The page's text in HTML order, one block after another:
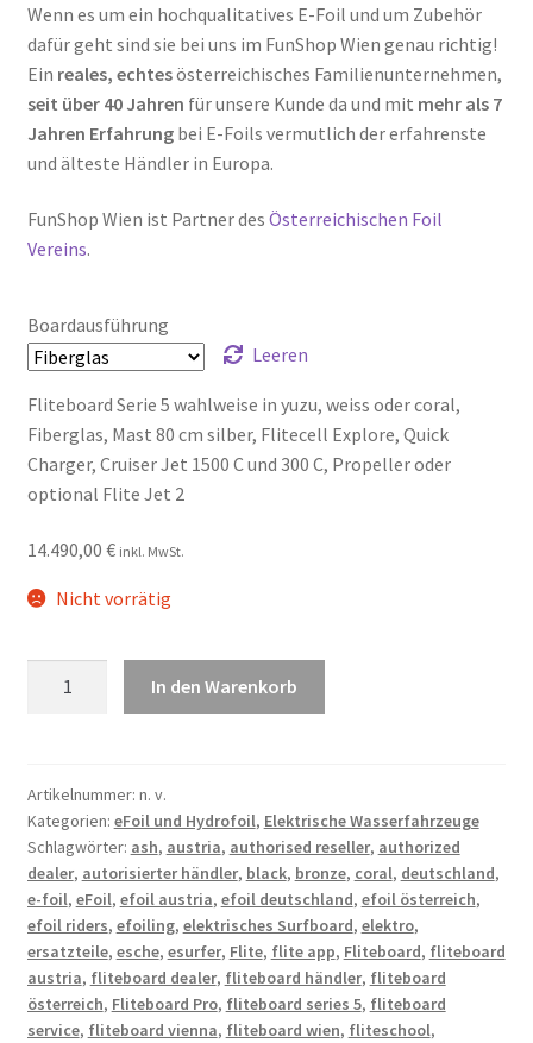
Wenn es um ein hochqualitatives E-Foil und um Zubehör
dafür geht sind sie bei uns im FunShop Wien genau richtig!
Ein reales, echtesösterreichisches Familienunternehmen,
seit über 40 Jahren für unsere Kunde da und mit mehr als 7
Jahren Erfahrungbei E-Foils vermutlich der erfahrenste
und älteste Händler in Europa.
FunShop Wien ist Partner des Österreichischen Foil
Vereins.
Boardausführung
Leeren
Fliteboard Serie 5 wahlweise in yuzu, weiss oder coral,
Fiberglas, Mast 80 cm silber, Flitecell Explore, Quick
Charger, Cruiser Jet 1500 C und 300 C, Propeller oder
optional Flite Jet 2
14.490,00 € inkl. MwSt.
Nicht vorrätig
In den Warenkorb
Artikelnummer: n. v.
Kategorien: eFoil und Hydrofoil, Elektrische Wasserfahrzeuge
Schlagwörter: ash, austria, authorised reseller, authorized
dealer, autorisierter händler, black, bronze, coral, deutschland,
e-foil, eFoil, efoil austria, efoil deutschland, efoil österreich,
efoil riders, efoiling, elektrisches Surfboard, elektro,
ersatzteile, esche, esurfer, Flite, flite app, Fliteboard, fliteboard
austria, fliteboard dealer, fliteboard händler, fliteboard
österreich, Fliteboard Pro, fliteboard series 5, fliteboard
service, fliteboard vienna, fliteboard wien, fliteschool,